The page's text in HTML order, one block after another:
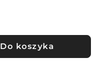
Do koszyka